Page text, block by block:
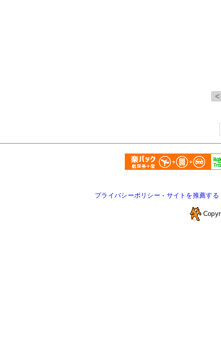
プライバシーポリシー - サイトを推薦する